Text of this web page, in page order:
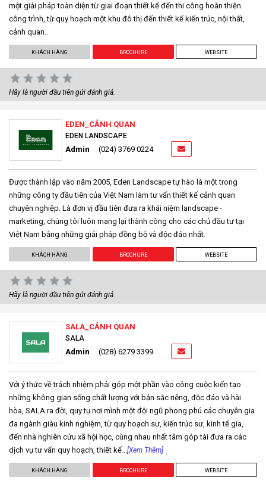
một giải pháp toàn diện từ giai đoạn thiết kế đến thi công hoàn thiện
công trình, từ quy hoạch một khu đô thị đến thiết kế kiến trúc, nội thất,
cảnh quan..
KHÁCH HÀNG BROCHURE WEBSITE
Hãy là người đầu tiên gửi đánh giá.
EDEN_CẢNH QUAN
EDEN LANDSCAPE
Admin (024) 3769 0224
Được thành lập vào năm 2005, Eden Landscape tự hào là một trong
những công ty đầu tiên của Việt Nam làm tư vấn thiết kế cảnh quan
chuyên nghiệp. Là đơn vị đầu tiên đưa ra khái niệm landscape -
marketing, chúng tôi luôn mang lại thành công cho các chủ đầu tư tại
Việt Nam bằng những giải pháp đồng bộ và độc đáo nhất.
KHÁCH HÀNG BROCHURE WEBSITE
Hãy là người đầu tiên gửi đánh giá.
SALA_CẢNH QUAN
SALA
Admin (028) 6279 3399
Với ý thức về trách nhiệm phải góp một phần vào công cuộc kiến tạo
những không gian sống chất lượng với bản sắc riêng, độc đáo và hài
hòa, SALA ra đời, quy tụ nơi mình một đội ngũ phong phú các chuyên gia
đa ngành giàu kinh nghiệm, từ quy hoạch sư, kiến trúc sư, kinh tế gia,
đến nhà nghiên cứu xã hội học, cùng nhau nhất tâm góp tài đưa ra các
dịch vụ tư vấn quy hoạch, thiết kế... [Xem Thêm]
KHÁCH HÀNG BROCHURE WEBSITE